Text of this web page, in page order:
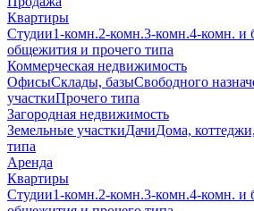
Квартиры
Студии1-комн.2-комн.3-комн.4-комн. и
общежития и прочего типа
Коммерческая недвижимость
ОфисыСклады, базыСвободного
участкиПрочего типа
Загородная недвижимость
Земельные участкиДачиДома,
типа
Аренда
Квартиры
Студии1-комн.2-комн.3-комн.4-комн. и